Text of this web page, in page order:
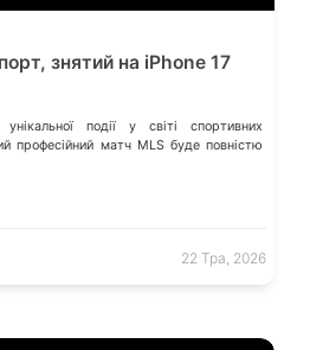
знятий на iPhone 17
події у світі спортивних
професійний матч MLS буде повністю
22 Тра, 2026